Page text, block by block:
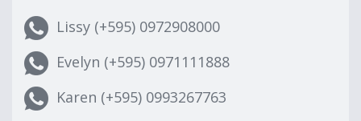
Lissy (+595) 0972908000
Evelyn (+595) 0971111888
Karen (+595) 0993267763